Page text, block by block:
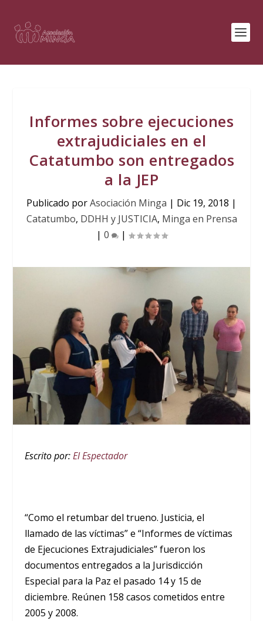
Informes sobre ejecuciones
extrajudiciales en el
Catatumbo son entregados
a la JEP
Publicado porAsociación Minga | Dic 19, 2018 |
Catatumbo, DDHH y JUSTICIA, Minga en Prensa
| 0 |
Escrito por:El Espectador
“Como el retumbar del trueno. Justicia, el
llamado de las víctimas” e “Informes de víctimas
de Ejecuciones Extrajudiciales” fueron los
documentos entregados a la Jurisdicción
Especial para la Paz el pasado 14 y 15 de
diciembre. Reúnen 158 casos cometidos entre
2005 y 2008.